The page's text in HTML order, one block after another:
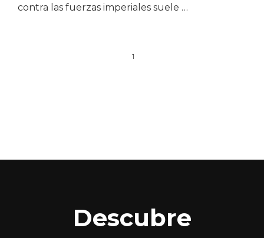
contra las fuerzas imperiales suele …
1
Descubre